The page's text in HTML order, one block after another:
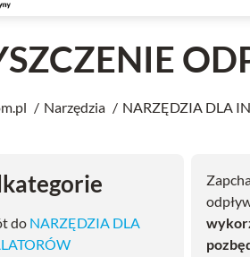
Narzędzia NARZĘDZIA DLA
do NARZĘDZIA DLA